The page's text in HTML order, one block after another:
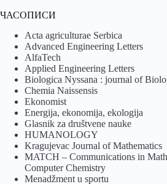
ЧАСОПИСИ
Acta agriculturae Serbica
Advanced Engineering Letters
AlfaTech
Applied Engineering Letters
Biologica Nyssana : journal of
Chemia Naissensis
Ekonomist
Energija, ekonomija, ekologija
Glasnik za društvene nauke
HUMANOLOGY
Kragujevac Journal of Mathematics
MATCH – Communications in
Computer Chemistry
Menadžment u sportu